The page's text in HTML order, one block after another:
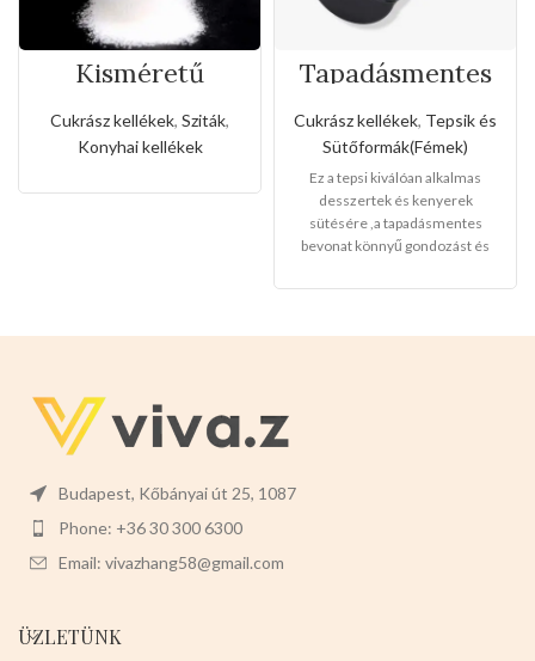
Kisméretű
rozsdamentes
liszt,porcukor
szóró
Cukrász kellékek, Sziták,
Konyhai kellékek
Tapadásmentes
forma(Közepes
méret)
Cukrász kellékek, Tepsik és
Sütőformák(Fémek)
Ez a tepsi kiválóan alkalmas
desszertek és kenyerek
sütésére ,a tapadásmentes
bevonat könnyű gondozást és
könnyen levehet,ez megkönnyíti
magas 9cm széles 3cm mély
Budapest, Kőbányai út 25, 1087
Phone: +36 30 300 6300
Email: vivazhang58@gmail.com
ÜZLETÜNK